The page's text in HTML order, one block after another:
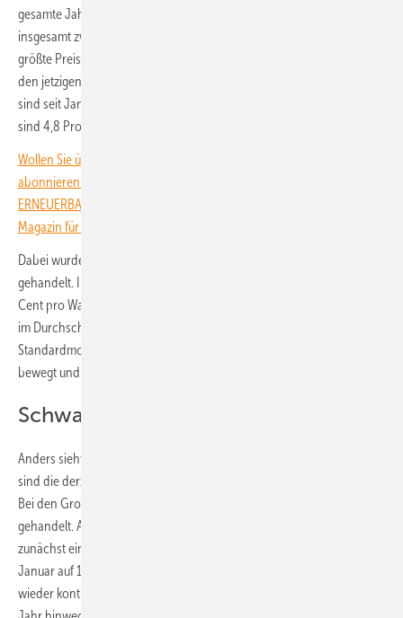
gesamte Jahr hinweg gerechnet, ist der Preis für diese Module um
insgesamt zwölf Prozent gesunken. Damit haben diese Module die
größte Preissenkung des Jahres hingelegt: von 12,5 Cent pro Watt auf
den jetzigen Wert. Zum Vergleich: Die Preise für die Standardmodule
sind seit Januar 2025 von elf auf zehn Cent pro Watt gesunken. Das
sind 4,8 Prozent Preisverfall im Laufe des Jahres.
Wollen Sie über die Energiewende auf dem Laufenden bleiben? Dann
abonnieren Sie einfach den kostenlosen Newsletter von
ERNEUERBARE ENERGIEN – dem größten verbandsunabhängigen
Magazin für erneuerbare Energien in Deutschland!
Dabei wurden sie in der ersten Jahreshälfte für immer höhere Preise
gehandelt. Im Mai erreichten diese Module ihren Höchststand bei 14
Cent pro Watt. Seither sinken die Preise kontinuierlich und liegen jetzt
im Durchschnitt nur noch einen Cent über denen der
Standardmodule. Deren Preise haben sich im Laufe des Jahres kaum
bewegt und pendelten sich zwischen 11,5 und zehn Cent pro Watt ein.
Schwarze Module kosten mehr
Anders sieht dies bei den komplett schwarzen Modulen aus. Diese
sind die derzeit teuersten Paneele, die am Markt zu bekommen sind.
Bei den Großhändlern werden sie derzeit mit 12,5 Cent pro Watt
gehandelt. Auch hier hat die Branche zum Anfang des Jahres
zunächst eine Preissteigerung gesehen: von 13 Cent pro Watt im
Januar auf 14,5 Cent pro Watt im Juni. Seither sind die Preise aber
wieder kontinuierlich auf den jetzigen Wert gefallen. Über das gesamte